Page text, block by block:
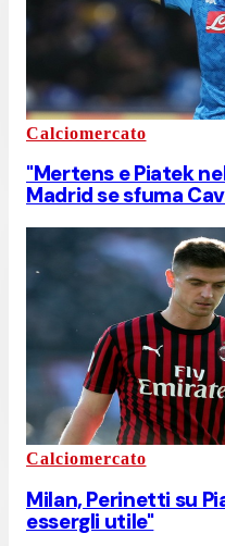
Calciomercato
"Mertens e Piatek
Madrid se sfuma
Calciomercato
Milan, Perinetti su
essergli utile"